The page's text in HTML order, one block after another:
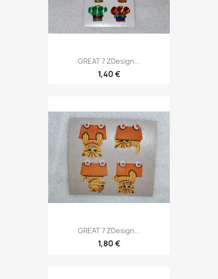
GREAT 7 ZDesign...
1,40 €
GREAT 7 ZDesign...
1,80 €